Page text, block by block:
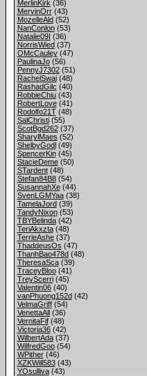
MerlinKirk (36)
MervinOrr(43)
MozelleAld(52)
NanConlon(53)
Natalie09I (36)
NorrisWied(37)
OMcCauley(47)
PaulinaJo(56)
PennyJ7302(51)
RachelSwai(48)
RashadGilc (40)
RobbieChiu(43)
RobertLove(41)
Rodolfo21T(48)
SalChristi(55)
ScotBgd262(37)
SharylMaes (52)
ShelbyGodl(49)
SpencerKin(45)
StacieDeme(50)
STardent(48)
Stefan84B8(54)
SusannahXe(44)
SvenLGMYaa(38)
TamelaJord(39)
TandyNixon(53)
TBYBelinda(42)
TeriAkxzta(48)
TerrieAshe(37)
ThaddeusOs (47)
ThanhBao478d(48)
TheresaSca(39)
TraceyBloo(41)
TreyScerri(45)
Valentin06(40)
vanPhuong152d(42)
VelmaGriff(54)
VenettaAll(36)
VernitaFif(48)
Victoria36(42)
WilbertAda(37)
WilfredGoo(54)
WPither(46)
XZKWill583(43)
YOsulliva(43)